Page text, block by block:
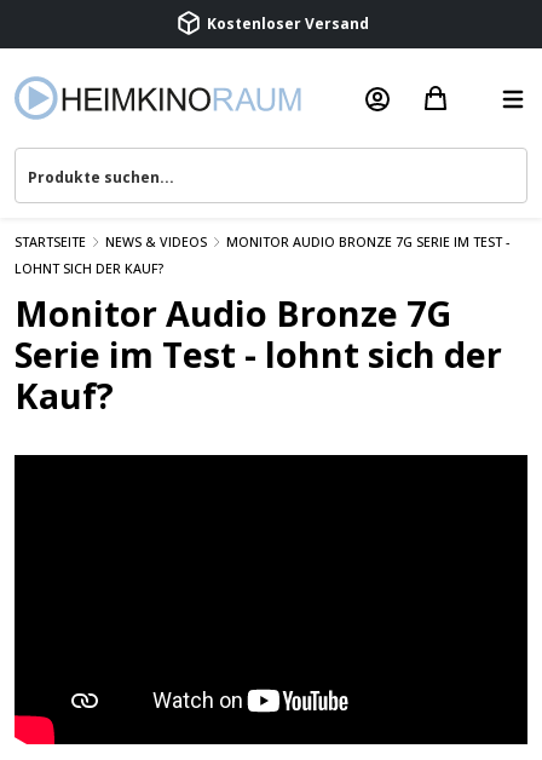
Kostenloser Versand
Beratung & Service
STARTSEITE NEWS & VIDEOS
MONITOR AUDIO BRONZE 7G SERIE IM TEST -
LOHNT SICH DER KAUF?
Monitor Audio Bronze 7G
Serie im Test - lohnt sich der
Kauf?